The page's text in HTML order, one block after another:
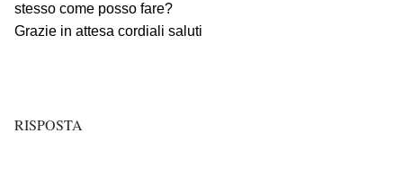
stesso come posso fare?
Grazie in attesa cordiali saluti
RISPOSTA